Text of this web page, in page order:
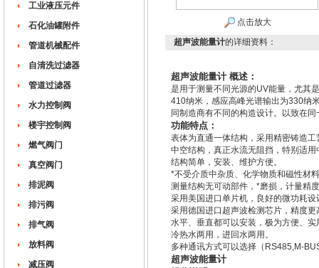
工业液压元件
石化油罐附件
管道机械配件
自清洗过滤器
管道过滤器
水力控制阀
楼宇控制阀
燃气阀门
真空阀门
排泥阀
排污阀
排气阀
放料阀
减压阀
点击放大
超声波能量计的详细资料：
超声波能量计概述：
是用于测量不同光源的UV能量，尤其
410纳米，感应高峰光谱输出为330纳
同制造商有不同的构造设计。以致在
功能特点：
表体为直通一体结构，采用精密铸造工
中空结构，真正水流无阻挡，特别适
结构简单，安装、维护方便。
*不受介质中杂质、化学物质和磁性材
测量结构无可动部件，*磨损，计量精
采用美国进口单片机，良好的微功耗
采用德国进口超声波检测芯片，精度更
水平、垂直都可以安装，极为方便、实
冷热水两用，进回水两用。
多种通讯方式可以选择（RS485,M-
超声波能量计